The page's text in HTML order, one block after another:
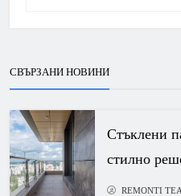
СВЪРЗАНИ НОВИНИ
Стъклени
стилно
REMONTI